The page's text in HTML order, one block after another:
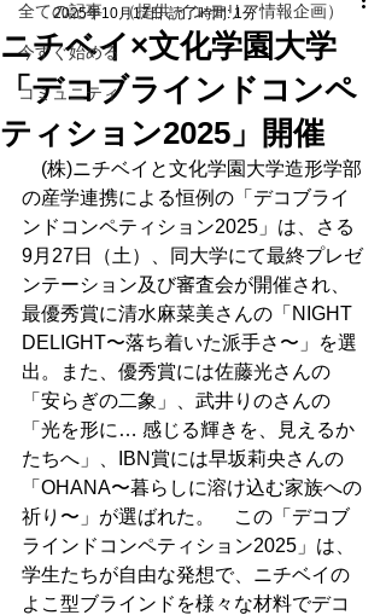
全ての記事 （提供 インテリア情報企画）
今すぐ始める
コミュニティ
ニチベイ×文化学園大学
「デコブラインドコンペ
ティション2025」開催
2025年10月17日 読了時間: 1分
(株)ニチベイと文化学園大学造形学部
の産学連携による恒例の「デコブライ
ンドコンペティション2025」は、さる
9月27日（土）、同大学にて最終プレゼ
ンテーション及び審査会が開催され、
最優秀賞に清水麻菜美さんの「NIGHT
DELIGHT〜落ち着いた派手さ〜」を選
出。また、優秀賞には佐藤光さんの
「安らぎの二象」、武井りのさんの
「光を形に… 感じる輝きを、見えるか
たちへ」、IBN賞には早坂莉央さんの
「OHANA〜暮らしに溶け込む家族への
祈り〜」が選ばれた。　この「デコブ
ラインドコンペティション2025」は、
学生たちが自由な発想で、ニチベイの
よこ型ブラインドを様々な材料でデコ